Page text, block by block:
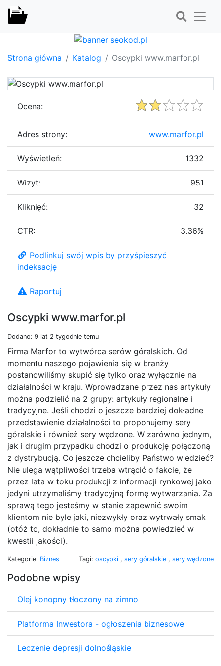
Strona główna Katalog Oscypki www.marfor.pl
Oscypki www.marfor.pl
Dodano: 9 lat 2 tygodnie temu
Firma Marfor to wytwórca serów góralskich. Od
momentu naszego pojawienia się w branży
postanowiliśmy skupić się tylko oraz wyłącznie na
działalności w kraju. Wprowadzane przez nas artykuły
można podzielić na 2 grupy: artykuły regionalne i
tradycyjne. Jeśli chodzi o jeszcze bardziej dokładne
przedstawienie działalności to proponujemy sery
góralskie i również sery wędzone. W zarówno jednym,
jak i drugim przypadku chodzi o produkcję połączoną
z dystrybucją. Co jeszcze chcieliby Państwo wiedzieć?
Nie ulega wątpliwości trzeba wtrącić o fakcie, że
przez lata w toku produkcji z informacji rynkowej jako
jedyni utrzymaliśmy tradycyjną formę wytwarzania. Za
sprawą tego jesteśmy w stanie zapewnić swoim
klientom nie byle jaki, niezwykły oraz wytrwały smak
(otóż to, dokładnie to samo można powiedzieć w
kwestii jakości).
Kategorie: Biznes Tagi: oscypki , sery góralskie , sery wędzone
Podobne wpisy
Olej konopny tłoczony na zimno
Platforma Inwestora - ogłoszenia biznesowe
Leczenie depresji dolnośląskie
Ocena:
Adres strony: www.marfor.pl
Wyświetleń: 1332
Wizyt: 951
Kliknięć: 32
CTR: 3.36%
Podlinkuj swój wpis by przyśpieszyć
indeksację
Raportuj